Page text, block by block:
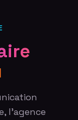
l'agence